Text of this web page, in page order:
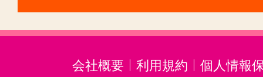
ジャズ(41) 民族楽器(6)
二胡
三味線(15)
沖縄三線(2)
邦楽
音楽講師・教師(46)
笛(3)
ホ
会社概要 利用規約
個人情報